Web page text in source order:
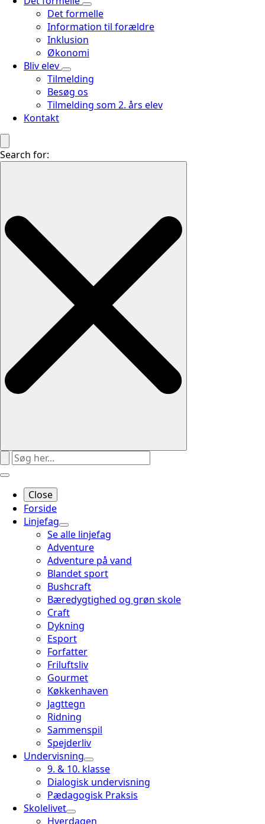
Det formelle
Information til forældre
Inklusion
Økonomi
Bliv elev
Tilmelding
Besøg os
Tilmelding som 2. års elev
Kontakt
Search for:
Close
Forside
Linjefag
Se alle linjefag
Adventure
Adventure på vand
Blandet sport
Bushcraft
Bæredygtighed og grøn skole
Craft
Dykning
Esport
Forfatter
Friluftsliv
Gourmet
Køkkenhaven
Jagttegn
Ridning
Sammenspil
Spejderliv
Undervisning
9. & 10. klasse
Dialogisk undervisning
Pædagogisk Praksis
Skolelivet
Hverdagen